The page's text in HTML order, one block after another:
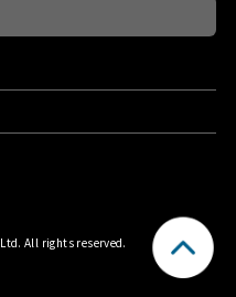
Ltd. All rights reserved.